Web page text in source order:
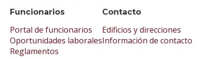
Funcionarios
Portal de funcionarios
Oportunidades laborales
Reglamentos
Contacto
Edificios y direcciones
Información de contacto